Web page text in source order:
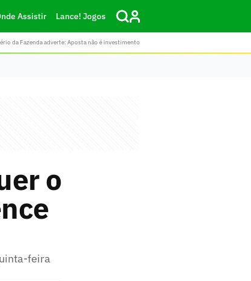
Assistir Lance! Jogos
da Fazenda adverte: Aposta não é investimento
o
feira